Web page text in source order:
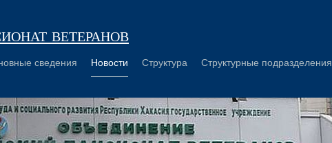
ветеранов
сведения Новости Структура Структурные подразделения